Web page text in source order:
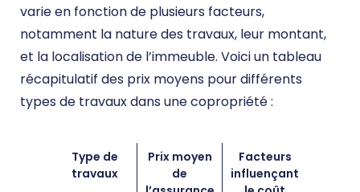
varie en fonction de plusieurs facteurs,
notamment la nature des travaux, leur montant,
et la localisation de l’immeuble. Voici un tableau
récapitulatif des prix moyens pour différents
types de travaux dans une copropriété :
Type de
travaux
Prix moyen
de
Facteurs
influençant